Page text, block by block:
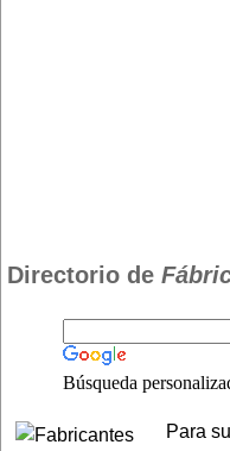
Directorio de
Búsqueda
Para